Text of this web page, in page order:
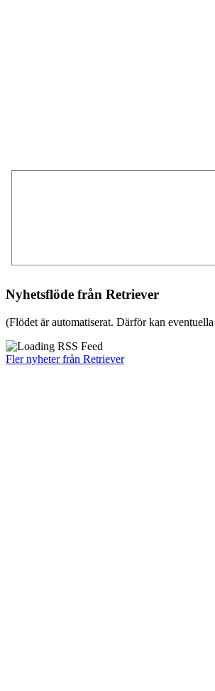
Nyhetsflöde från Retriever
(Flödet är automatiserat. Därför kan
Fler nyheter från Retriever